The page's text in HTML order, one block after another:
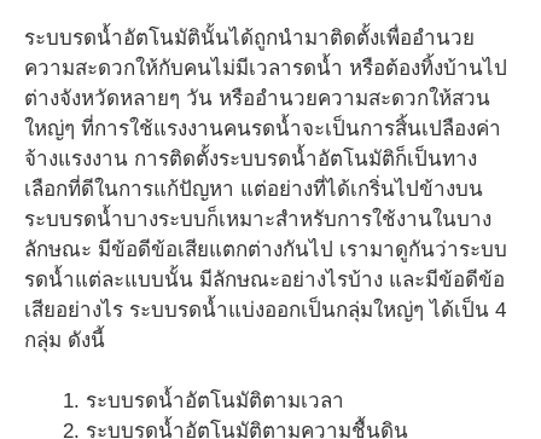
ระบบรดน้ำอัตโนมัตินั้นได้ถูกนำมาติดตั้งเพื่ออำนวย
ความสะดวกให้กับคนไม่มีเวลารดน้ำ หรือต้องทิ้งบ้านไป
ต่างจังหวัดหลายๆ วัน หรืออำนวยความสะดวกให้สวน
ใหญ่ๆ ที่การใช้แรงงานคนรดน้ำจะเป็นการสิ้นเปลืองค่า
จ้างแรงงาน การติดตั้งระบบรดน้ำอัตโนมัติก็เป็นทาง
เลือกที่ดีในการแก้ปัญหา แต่อย่างที่ได้เกริ่นไปข้างบน
ระบบรดน้ำบางระบบก็เหมาะสำหรับการใช้งานในบาง
ลักษณะ มีข้อดีข้อเสียแตกต่างกันไป เรามาดูกันว่าระบบ
รดน้ำแต่ละแบบนั้น มีลักษณะอย่างไรบ้าง และมีข้อดีข้อ
เสียอย่างไร ระบบรดน้ำแบ่งออกเป็นกลุ่มใหญ่ๆ ได้เป็น 4
กลุ่ม ดังนี้
ระบบรดน้ำอัตโนมัติตามเวลา
ระบบรดน้ำอัตโนมัติตามความชื้นดิน